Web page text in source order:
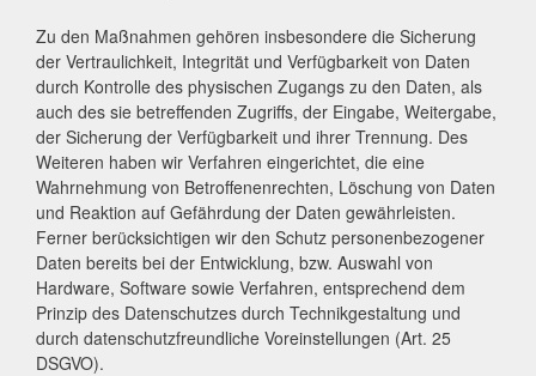
Zu den Maßnahmen gehören insbesondere die Sicherung
der Vertraulichkeit, Integrität und Verfügbarkeit von Daten
durch Kontrolle des physischen Zugangs zu den Daten, als
auch des sie betreffenden Zugriffs, der Eingabe, Weitergabe,
der Sicherung der Verfügbarkeit und ihrer Trennung. Des
Weiteren haben wir Verfahren eingerichtet, die eine
Wahrnehmung von Betroffenenrechten, Löschung von Daten
und Reaktion auf Gefährdung der Daten gewährleisten.
Ferner berücksichtigen wir den Schutz personenbezogener
Daten bereits bei der Entwicklung, bzw. Auswahl von
Hardware, Software sowie Verfahren, entsprechend dem
Prinzip des Datenschutzes durch Technikgestaltung und
durch datenschutzfreundliche Voreinstellungen (Art. 25
DSGVO).